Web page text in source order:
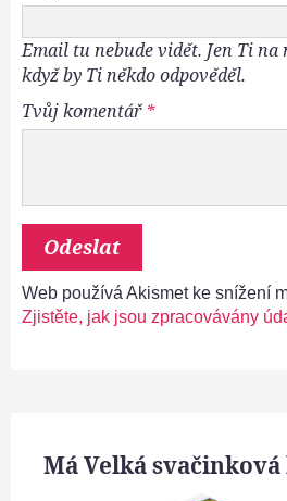
Email tu nebude vidět. Jen Ti
když by Ti někdo odpověděl.
Tvůj komentář*
Web používá Akismet ke snížení
Zjistěte, jak jsou zpracovávány
Má Velká